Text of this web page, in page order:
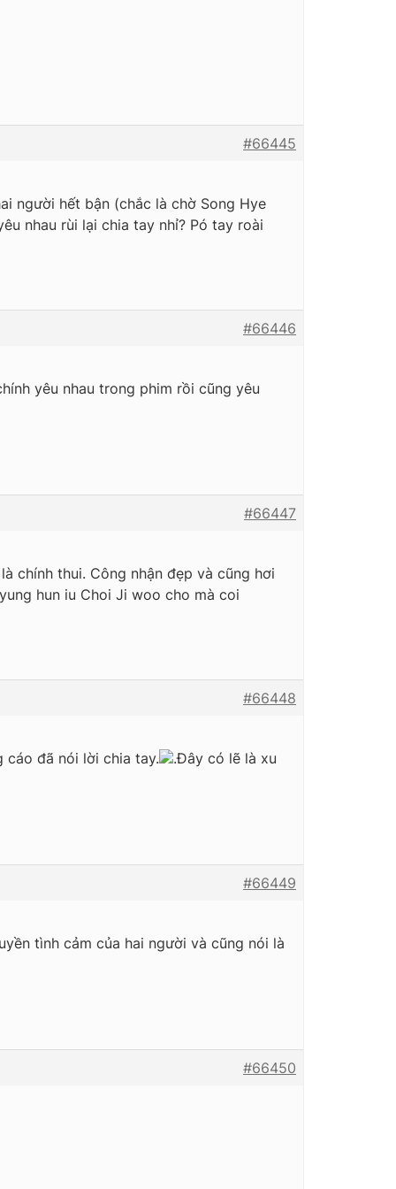
#66445
người hết bận (chắc là chờ Song Hye
nhau rùi lại chia tay nhỉ? Pó tay roài
#66446
yêu nhau trong phim rồi cũng yêu
#66447
chính thui. Công nhận đẹp và cũng hơi
hun iu Choi Ji woo cho mà coi
#66448
cáo đã nói lời chia tay.
.Đây có lẽ là xu
#66449
tình cảm của hai người và cũng nói là
#66450